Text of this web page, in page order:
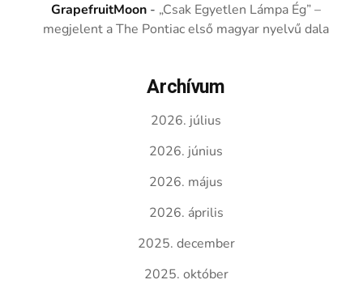
GrapefruitMoon - „Csak Egyetlen Lámpa Ég” –
megjelent a The Pontiac első magyar nyelvű dala
Archívum
2026. július
2026. június
2026. május
2026. április
2025. december
2025. október